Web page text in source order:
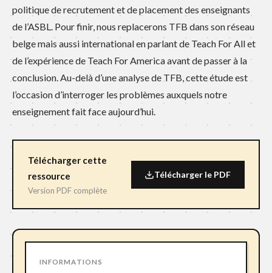
politique de recrutement et de placement des enseignants
de l’ASBL. Pour finir, nous replacerons TFB dans son réseau
belge mais aussi international en parlant de Teach For All et
de l’expérience de Teach For America avant de passer à la
conclusion. Au-delà d’une analyse de TFB, cette étude est
l’occasion d’interroger les problèmes auxquels notre
enseignement fait face aujourd’hui.
Télécharger cette
ressource
Version PDF complète
Télécharger le PDF
INFORMATIONS